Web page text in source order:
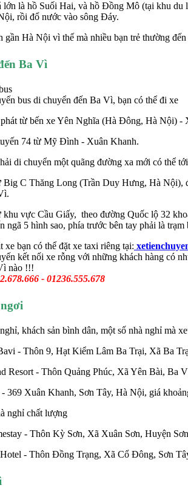
lớn là hồ Suối Hai, và hồ Đồng Mô (tại khu du
rồi đổ nước vào sông Đáy.
Hà Nội vì thế mà nhiều bạn trẻ thường
Ba Vì
bus di chuyển đến Ba Vì, bạn có thể đi xe
từ bến xe Yên Nghĩa (Hà Đông, Hà Nội) -
74 từ Mỹ Đình - Xuân Khanh.
di chuyển một quãng đường xa mới có thể
Big C Thăng Long (Trần Duy Hưng, Hà Nội),
khu vực Cầu Giấy, theo đường Quốc lộ 32
ngã 5 hình sao, phía trước bên tay phải là
xe bạn có thể đặt xe taxi riêng tại:
kết nối xe rỗng với những khách hàng có
nào !!!
- 01236.555.678
khách sản bình dân, một số nhà nghỉ mà
- Thôn 9, Hạt Kiểm Lâm Ba Trại, Xã Ba
Resort - Thôn Quảng Phúc, Xã Yên Bài, Ba
369 Xuân Khanh, Sơn Tây, Hà Nội, giá
nghỉ chất lượng
- Thôn Kỳ Sơn, Xã Xuân Sơn, Huyện
- Thôn Đồng Trạng, Xã Cổ Đông, Sơn